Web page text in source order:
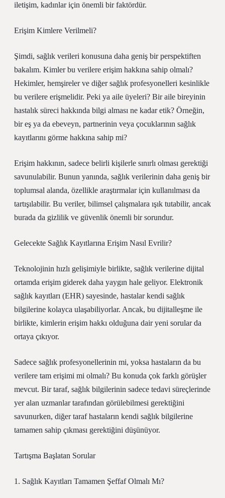
iletişim, kadınlar için önemli bir faktördür.
Erişim Kimlere Verilmeli?
Şimdi, sağlık verileri konusuna daha geniş bir perspektiften
bakalım. Kimler bu verilere erişim hakkına sahip olmalı?
Hekimler, hemşireler ve diğer sağlık profesyonelleri kesinlikle
bu verilere erişmelidir. Peki ya aile üyeleri? Bir aile bireyinin
hastalık süreci hakkında bilgi alması ne kadar etik? Örneğin,
bir eş ya da ebeveyn, partnerinin veya çocuklarının sağlık
kayıtlarını görme hakkına sahip mi?
Erişim hakkının, sadece belirli kişilerle sınırlı olması gerektiği
savunulabilir. Bunun yanında, sağlık verilerinin daha geniş bir
toplumsal alanda, özellikle araştırmalar için kullanılması da
tartışılabilir. Bu veriler, bilimsel çalışmalara ışık tutabilir, ancak
burada da gizlilik ve güvenlik önemli bir sorundur.
Gelecekte Sağlık Kayıtlarına Erişim Nasıl Evrilir?
Teknolojinin hızlı gelişimiyle birlikte, sağlık verilerine dijital
ortamda erişim giderek daha yaygın hale geliyor. Elektronik
sağlık kayıtları (EHR) sayesinde, hastalar kendi sağlık
bilgilerine kolayca ulaşabiliyorlar. Ancak, bu dijitalleşme ile
birlikte, kimlerin erişim hakkı olduğuna dair yeni sorular da
ortaya çıkıyor.
Sadece sağlık profesyonellerinin mi, yoksa hastaların da bu
verilere tam erişimi mi olmalı? Bu konuda çok farklı görüşler
mevcut. Bir taraf, sağlık bilgilerinin sadece tedavi süreçlerinde
yer alan uzmanlar tarafından görülebilmesi gerektiğini
savunurken, diğer taraf hastaların kendi sağlık bilgilerine
tamamen sahip çıkması gerektiğini düşünüyor.
Tartışma Başlatan Sorular
1. Sağlık Kayıtları Tamamen Şeffaf Olmalı Mı?